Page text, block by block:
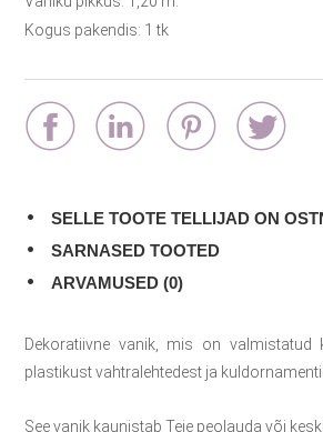
Kogus pakendis: 1 tk
SELLE TOOTE TELLIJAD ON
SARNASED TOOTED
ARVAMUSED (0)
Dekoratiivne vanik, mis on valmistatud
plastikust vahtralehtedest ja
See vanik kaunistab Teie peolauda või